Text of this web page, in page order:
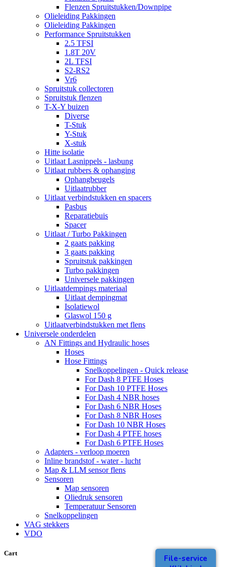
File-service
Flenzen Spruitstukken/Downpipe
Olieleiding Pakkingen
Olieleiding Pakkingen
Performance Spruitstukken
2.5 TFSI
1.8T 20V
2L TFSI
S2-RS2
Vr6
Spruitstuk collectoren
Spruitstuk flenzen
T-X-Y buizen
Diverse
T-Stuk
Y-Stuk
X-stuk
Hitte isolatie
Uitlaat Lasnippels - lasbung
Uitlaat rubbers & ophanging
Ophangbeugels
Uitlaatrubber
Uitlaat verbindstukken en spacers
Pasbus
Reparatiebuis
Spacer
Uitlaat / Turbo Pakkingen
2 gaats pakking
3 gaats pakking
Spruitstuk pakkingen
Turbo pakkingen
Universele pakkingen
Uitlaatdempings materiaal
Uitlaat dempingmat
Isolatiewol
Glaswol 150 g
Uitlaatverbindstukken met flens
Universele onderdelen
AN Fittings and Hydraulic hoses
Hoses
Hose Fittings
Snelkoppelingen - Quick release
For Dash 8 PTFE Hoses
For Dash 10 PTFE Hoses
For Dash 4 NBR hoses
For Dash 6 NBR Hoses
For Dash 8 NBR Hoses
For Dash 10 NBR Hoses
For Dash 4 PTFE hoses
For Dash 6 PTFE Hoses
Adapters - verloop moeren
Inline brandstof - water - lucht
Map & LLM sensor flens
Sensoren
Map sensoren
Oliedruk sensoren
Temperatuur Sensoren
Snelkoppelingen
VAG stekkers
VDO
Cart